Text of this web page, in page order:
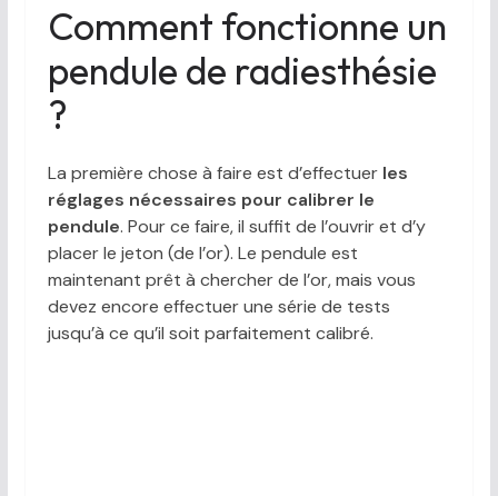
Comment fonctionne un
pendule de radiesthésie
?
La première chose à faire est d’effectuer les
réglages nécessaires pour calibrer le
pendule. Pour ce faire, il suffit de l’ouvrir et d’y
placer le jeton (de l’or). Le pendule est
maintenant prêt à chercher de l’or, mais vous
devez encore effectuer une série de tests
jusqu’à ce qu’il soit parfaitement calibré.